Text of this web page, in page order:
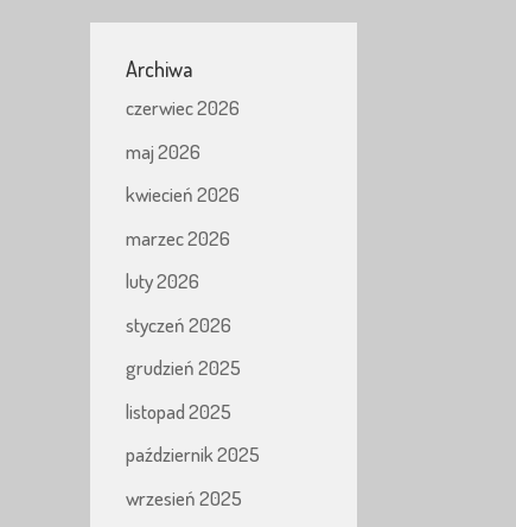
Archiwa
czerwiec 2026
maj 2026
kwiecień 2026
marzec 2026
luty 2026
styczeń 2026
grudzień 2025
listopad 2025
październik 2025
wrzesień 2025